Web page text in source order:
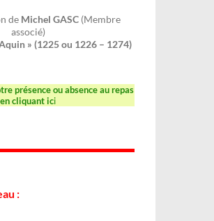
de Michel GASC (Membre
associé)
» (1225 ou 1226 – 1274)
présence ou absence au repas
en cliquant ici
: